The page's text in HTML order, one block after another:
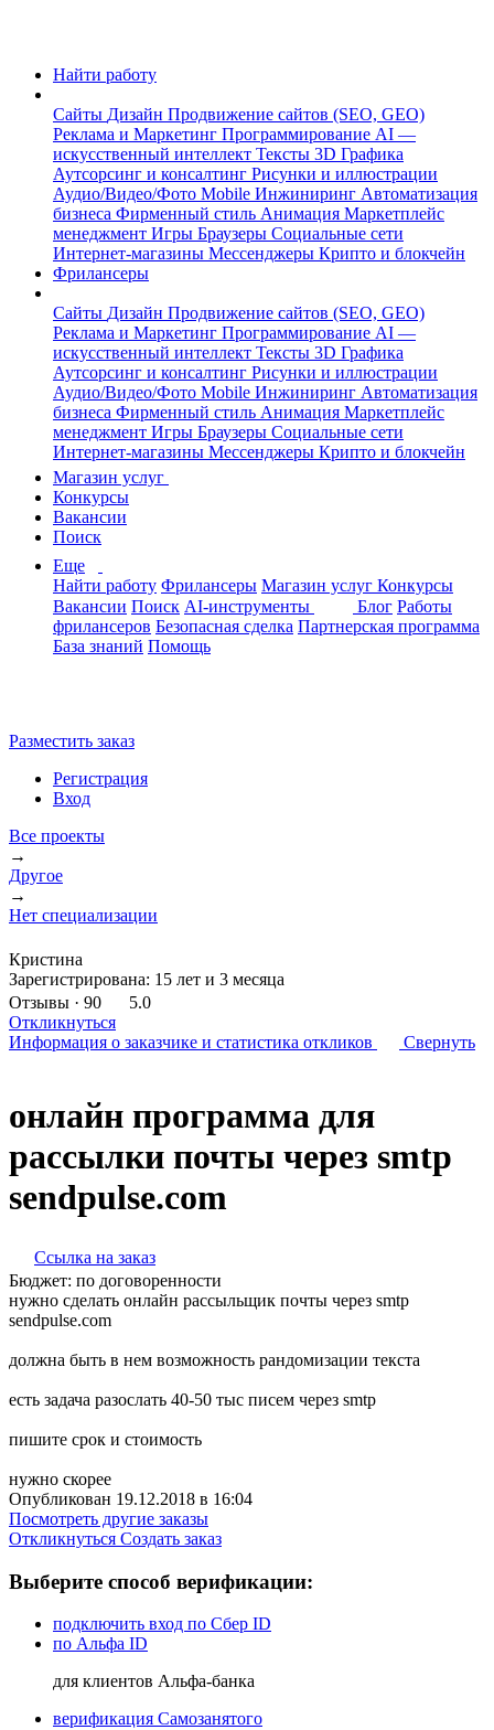
Найти работу
Сайты Дизайн Продвижение сайтов (SEO, GEO)
Реклама и Маркетинг Программирование AI —
искусственный интеллект Тексты 3D Графика
Аутсорсинг и консалтинг Рисунки и иллюстрации
Аудио/Видео/Фото Mobile Инжиниринг Автоматизация
бизнеса Фирменный стиль Анимация Маркетплейс
менеджмент Игры Браузеры Социальные сети
Интернет-магазины Мессенджеры Крипто и блокчейн
Фрилансеры
Сайты Дизайн Продвижение сайтов (SEO, GEO)
Реклама и Маркетинг Программирование AI —
искусственный интеллект Тексты 3D Графика
Аутсорсинг и консалтинг Рисунки и иллюстрации
Аудио/Видео/Фото Mobile Инжиниринг Автоматизация
бизнеса Фирменный стиль Анимация Маркетплейс
менеджмент Игры Браузеры Социальные сети
Интернет-магазины Мессенджеры Крипто и блокчейн
Магазин услуг
Конкурсы
Вакансии
Поиск
Еще
Найти работу Фрилансеры Магазин услуг Конкурсы
Вакансии Поиск AI-инструменты Блог Работы
фрилансеров Безопасная сделка Партнерская программа
База знаний Помощь
Разместить заказ
Регистрация
Вход
Все проекты
→
Другое
→
Нет специализации
Кристина
Зарегистрирована: 15 лет и 3 месяца
Отзывы · 90
5.0
Откликнуться
Информация о заказчике и статистика откликов Свернуть
онлайн программа для
рассылки почты через smtp
sendpulse.com
Ссылка на заказ
Бюджет: по договоренности
нужно сделать онлайн рассыльщик почты через smtp
sendpulse.com
должна быть в нем возможность рандомизации текста
есть задача разослать 40-50 тыс писем через smtp
пишите срок и стоимость
нужно скорее
Опубликован 19.12.2018 в 16:04
Посмотреть другие заказы
Откликнуться Создать заказ
Выберите способ верификации:
подключить вход по Сбер ID
по Альфа ID
для клиентов Альфа-банка
верификация Самозанятого